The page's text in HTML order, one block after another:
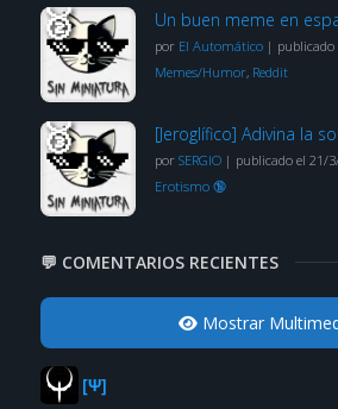
Un buen meme en
por El Automático|
Memes/Humor, Reddit
[Jeroglífico] Adivina la
por SERGIO| publicado el 21/
Erotismo 🔞
💬 COMENTARIOS RECIENTES
Mostrar
[Ψ]